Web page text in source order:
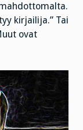
kirjailija.” Tai
ovat